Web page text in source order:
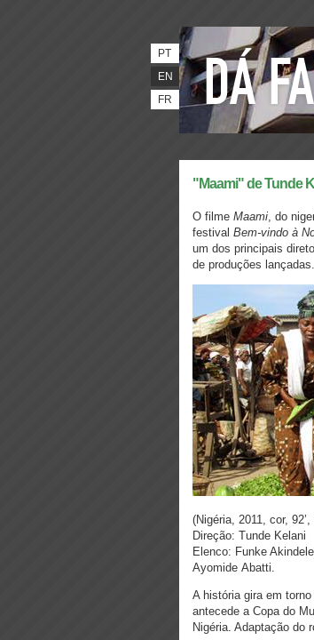
PT
EN
FR
"Maami" de Tunde
O filme Maami, do
festival Bem-vindo à
um dos principais
de produções lançadas.
(Nigéria, 2011, cor,
Direção: Tunde Kelani
Elenco: Funke
Ayomide Abatti.
A história gira em
antecede a Copa do
Nigéria. Adaptação do